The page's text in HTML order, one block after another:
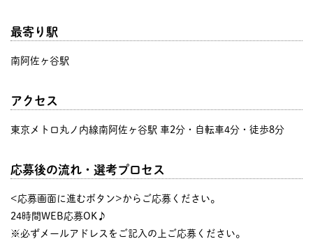
最寄り駅
南阿佐ヶ谷駅
アクセス
東京メトロ丸ノ内線南阿佐ヶ谷駅 車2分・自転車4分・徒歩8分
応募後の流れ・選考プロセス
<応募画面に進むボタン>からご応募ください。
24時間WEB応募OK♪
※必ずメールアドレスをご記入の上ご応募ください。